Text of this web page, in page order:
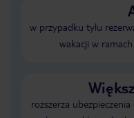
w przypadku tylu
wakacji w
rozszerza